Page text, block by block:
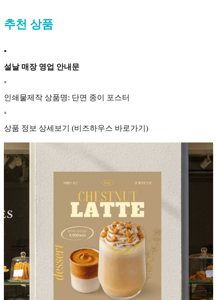
추천 상품
•
설날 매장 영업 안내문
◦
인쇄물제작 상품명: 단면 종이 포스터
◦
상품 정보 상세보기 (비즈하우스 바로가기)